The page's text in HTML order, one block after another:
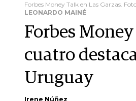
Forbes Money Talk en Las Garzas.
LEONARDO MAINÉ
Forbes
cuatro
Uruguay
Irene Núñez